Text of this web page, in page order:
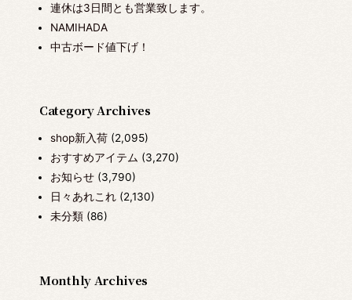
連休は3日間とも営業致します。
NAMIHADA
中古ボード値下げ！
Category Archives
shop新入荷(2,095)
おすすめアイテム (3,270)
お知らせ(3,790)
日々あれこれ(2,130)
未分類(86)
Monthly Archives